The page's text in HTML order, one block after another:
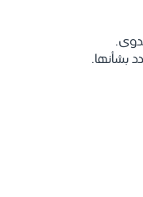
بشأنها.